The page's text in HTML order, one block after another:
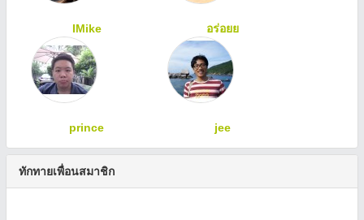
IMike อร่อยย
prince jee
ทักทายเพื่อนสมาชิก